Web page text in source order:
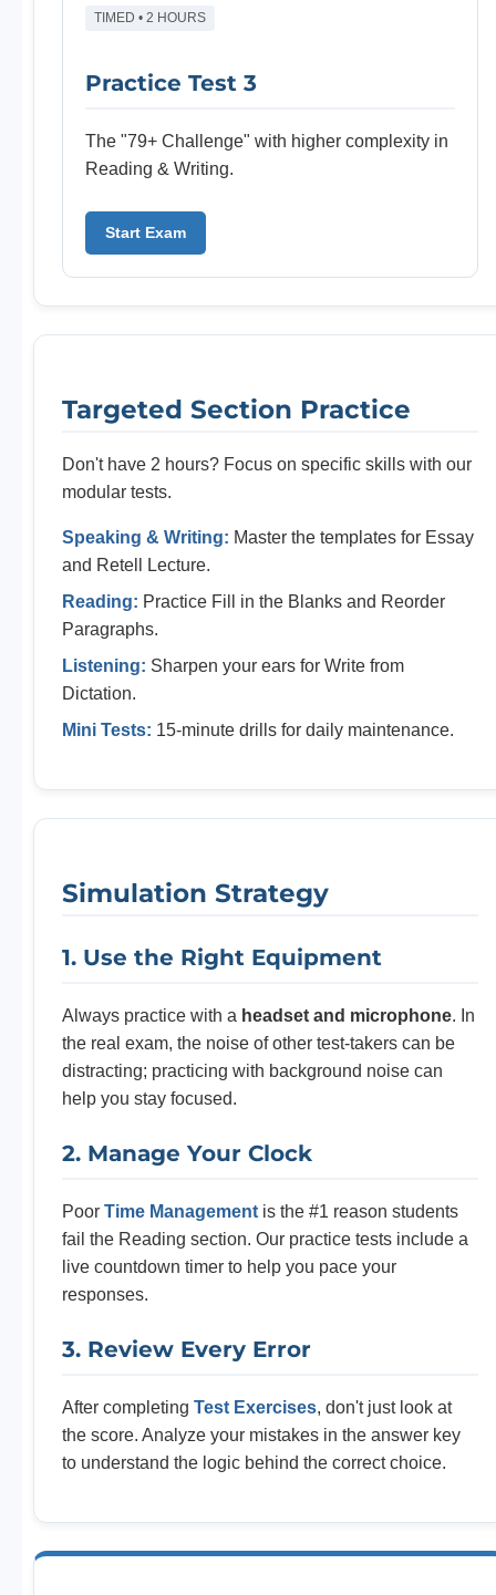
TIMED • 2 HOURS
Practice Test 3
The "79+ Challenge" with higher complexity in
Reading & Writing.
Start Exam
Targeted Section Practice
Don't have 2 hours? Focus on specific skills with our
modular tests.
Speaking & Writing: Master the templates for Essay
and Retell Lecture.
Reading: Practice Fill in the Blanks and Reorder
Paragraphs.
Listening: Sharpen your ears for Write from
Dictation.
Mini Tests: 15-minute drills for daily maintenance.
Simulation Strategy
1. Use the Right Equipment
Always practice with a headset and microphone. In
the real exam, the noise of other test-takers can be
distracting; practicing with background noise can
help you stay focused.
2. Manage Your Clock
Poor Time Management is the #1 reason students
fail the Reading section. Our practice tests include a
live countdown timer to help you pace your
responses.
3. Review Every Error
After completing Test Exercises, don't just look at
the score. Analyze your mistakes in the answer key
to understand the logic behind the correct choice.